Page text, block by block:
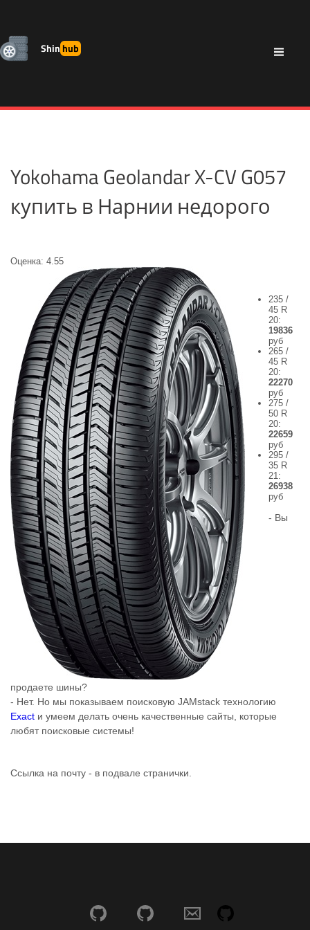
Shinhub
Yokohama Geolandar X-CV G057
купить в Нарнии недорого
Оценка: 4.55
235 /
45 R
20:
19836
руб
265 /
45 R
20:
22270
руб
275 /
50 R
20:
22659
руб
295 /
35 R
21:
26938
руб
- Вы
продаете шины?
- Нет. Но мы показываем поисковую JAMstack технологию
Exact и умеем делать очень качественные сайты, которые
любят поисковые системы!
Ссылка на почту - в подвале странички.